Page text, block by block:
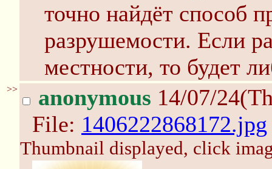
точно найдёт способ
разрушемости. Если
местности, то будет
>> anonymous 14/07/
File: 1406222868172.jpg
Thumbnail displayed, click